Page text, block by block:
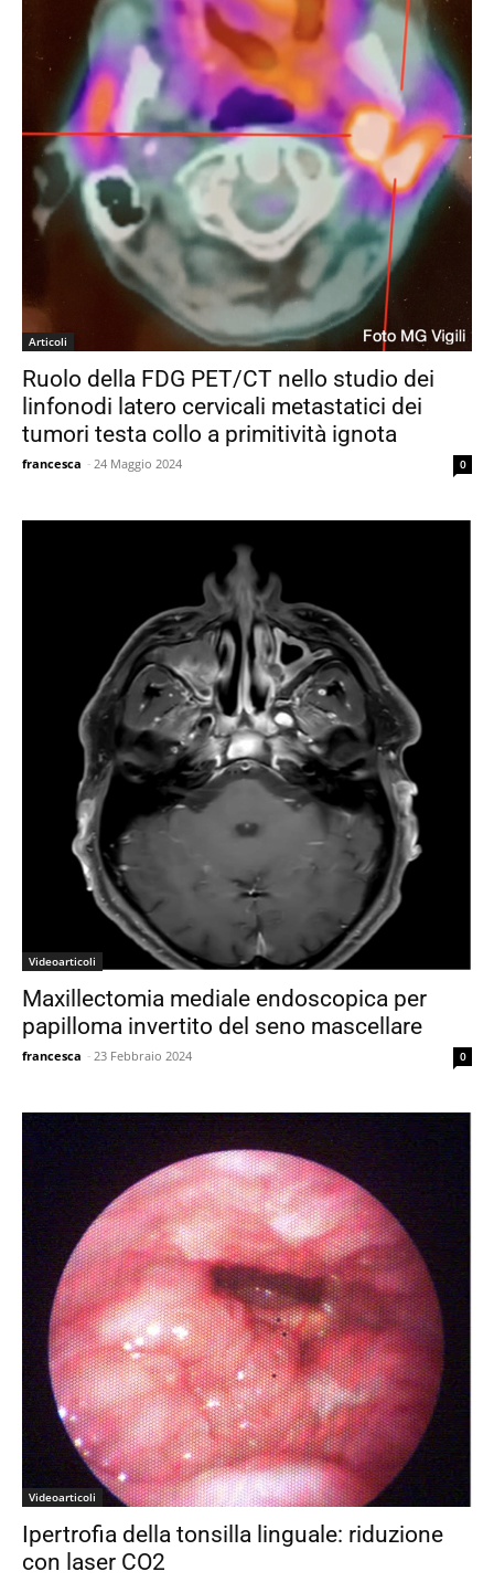
Articoli
Ruolo della FDG PET/CT nello studio dei
linfonodi latero cervicali metastatici dei
tumori testa collo a primitività ignota
francesca - 24 Maggio 2024 0
Videoarticoli
Maxillectomia mediale endoscopica per
papilloma invertito del seno mascellare
francesca - 23 Febbraio 2024 0
Videoarticoli
Ipertrofia della tonsilla linguale: riduzione
con laser CO2